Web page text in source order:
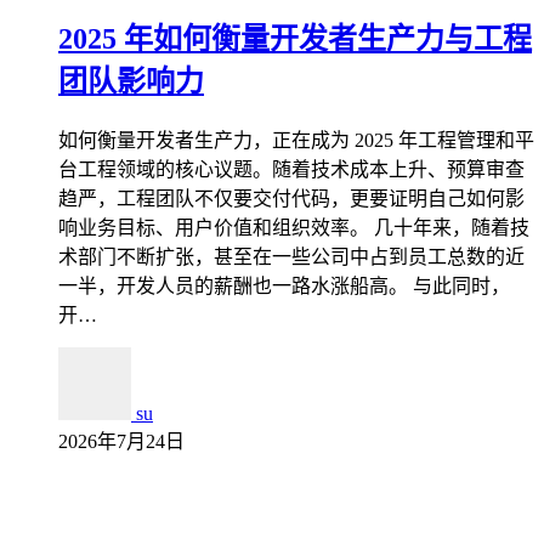
2025 年如何衡量开发者生产力与工程
团队影响力
如何衡量开发者生产力，正在成为 2025 年工程管理和平
台工程领域的核心议题。随着技术成本上升、预算审查
趋严，工程团队不仅要交付代码，更要证明自己如何影
响业务目标、用户价值和组织效率。 几十年来，随着技
术部门不断扩张，甚至在一些公司中占到员工总数的近
一半，开发人员的薪酬也一路水涨船高。 与此同时，
开…
su
2026年7月24日